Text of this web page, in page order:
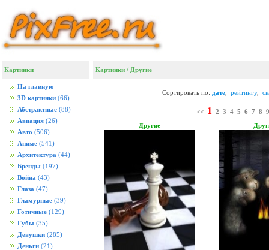
Картинки
На главную
3D картинки (66)
Абстрактные (88)
Авиация (26)
Авто (506)
Аниме (541)
Архитектура (44)
Бренды (197)
Война (43)
Глаза (47)
Гламурные (39)
Готичные (129)
Губы (35)
Девушки (285)
Деньги (21)
Картинки / Другие
Сортировать по: дате рейтингу,
<< 1 2 3 4 5 6 7 8 9
Другие